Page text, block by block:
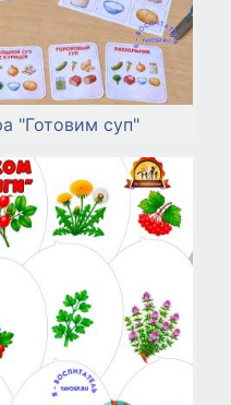
"Готовим суп"